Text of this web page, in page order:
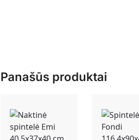
Panašūs produktai